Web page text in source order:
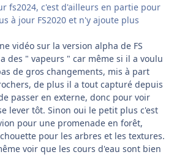
fs2024, c'est d'ailleurs en partie pour
à jour FS2020 et n'y ajoute plus
vidéo sur la version alpha de FS
des " vapeurs " car même si il a voulu
de gros changements, mis à part
de plus il a tout capturé depuis
passer en externe, donc pour voir
lever tôt. Sinon oui le petit plus c'est
pour une promenade en forêt,
pour les arbres et les textures.
voir que les cours d'eau sont bien